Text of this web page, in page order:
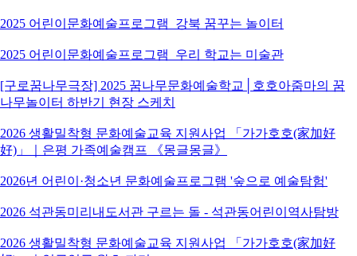
2025 어린이문화예술프로그램_강북 꿈꾸는 놀이터
2025 어린이문화예술프로그램_우리 학교는 미술관
[구로꿈나무극장] 2025 꿈나무문화예술학교│호호아줌마의 꿈
나무놀이터 하반기 현장 스케치
2026 생활밀착형 문화예술교육 지원사업 「가가호호(家加好
好)」｜은평 가족예술캠프 《몽글몽글》
2026년 어린이·청소년 문화예술프로그램 '숲으로 예술탐험'
2026 석관동미리내도서관 구르는 돌 - 석관동어린이역사탐방
2026 생활밀착형 문화예술교육 지원사업 「가가호호(家加好